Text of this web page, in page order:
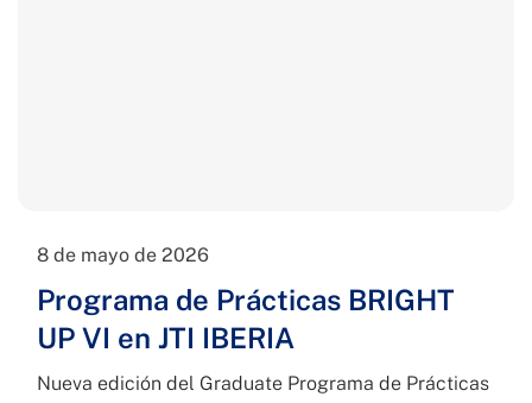
8 de mayo de 2026
Programa de Prácticas BRIGHT
UP VI en JTI IBERIA
Nueva edición del Graduate Programa de Prácticas